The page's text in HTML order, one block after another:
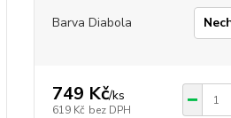
Barva Diabola
749 Kč/ks
619 Kč bez DPH